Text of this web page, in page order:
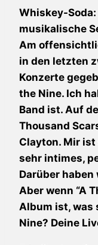
Whiskey-
musikalische
Am
in den letzten
Konzerte
the Nine. Ich
Band ist. Auf
Thousand
Clayton. Mir ist
sehr intimes,
Darüber haben
Aber wenn “A
Album ist, was
Nine? Deine